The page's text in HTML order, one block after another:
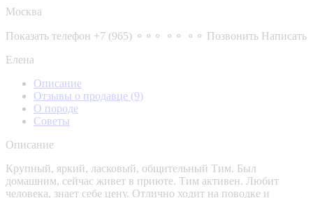
Москва
Показать телефон +7 (965) ⚬⚬⚬ ⚬⚬ ⚬⚬ Позвонить Написать
Елена
Описание
Отзывы о продавце (9)
О породе
Советы
Описание
Крупный, яркий, ласковый, общительный Тим. Был
домашним, сейчас живет в приюте. Тим активен. Любит
человека, знает себе цену. Отлично ходит на поводке и